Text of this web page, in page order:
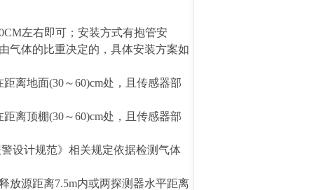
左右即可；安装方式有抱管安
气体的比重决定的，具体安装方案如
离地面(30～60)cm处，且传感器部
离顶棚(30～60)cm处，且传感器部
设计规范》相关规定依据检测气体
放源距离7.5m内或两探测器水平距离